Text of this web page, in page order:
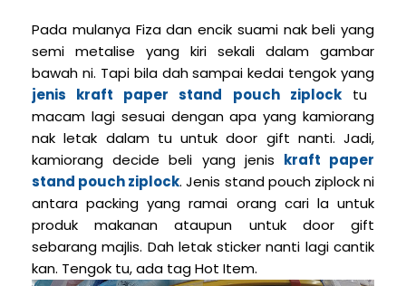
Pada mulanya Fiza dan encik suami nak beli yang
semi metalise yang kiri sekali dalam gambar
bawah ni. Tapi bila dah sampai kedai tengok yang
jenis kraft paper stand pouch ziplocktu
macam lagi sesuai dengan apa yang kamiorang
nak letak dalam tu untuk door gift nanti. Jadi,
kamiorang decide beli yang jenis kraft paper
stand pouch ziplock. Jenis stand pouch ziplock ni
antara packing yang ramai orang cari la untuk
produk makanan ataupun untuk door gift
sebarang majlis. Dah letak sticker nanti lagi cantik
kan. Tengok tu, ada tag Hot Item.